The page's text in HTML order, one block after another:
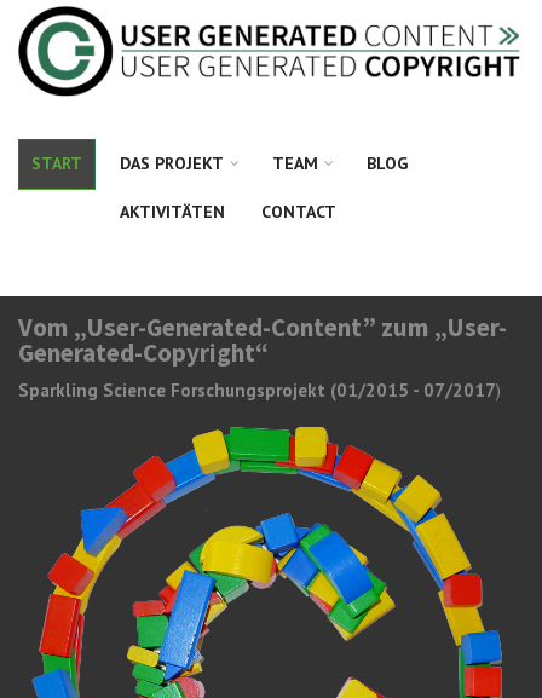
Direkt zum Inhalt
START DAS PROJEKT TEAM BLOG
AKTIVITÄTEN CONTACT
Vom „User-Generated-Content” zum „User-
Generated-Copyright“
Sparkling Science Forschungsprojekt (01/2015 - 07/2017)